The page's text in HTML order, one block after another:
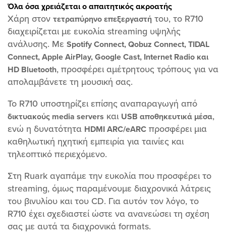
Όλα όσα χρειάζεται ο απαιτητικός ακροατής
Χάρη στον τετραπύρηνο επεξεργαστή του, το R710
διαχειρίζεται με ευκολία streaming υψηλής
ανάλυσης. Με Spotify Connect, Qobuz Connect, TIDAL
Connect, Apple AirPlay, Google Cast, Internet Radio και
HD Bluetooth, προσφέρει αμέτρητους τρόπους για να
απολαμβάνετε τη μουσική σας.
Το R710 υποστηρίζει επίσης αναπαραγωγή από
δικτυακούς media servers και USB αποθηκευτικά μέσα,
ενώ η δυνατότητα HDMI ARC/eARC προσφέρει μια
καθηλωτική ηχητική εμπειρία για ταινίες και
τηλεοπτικό περιεχόμενο.
Στη Ruark αγαπάμε την ευκολία που προσφέρει το
streaming, όμως παραμένουμε διαχρονικά λάτρεις
του βινυλίου και του CD. Για αυτόν τον λόγο, το
R710 έχει σχεδιαστεί ώστε να ανανεώσει τη σχέση
σας με αυτά τα διαχρονικά formats.